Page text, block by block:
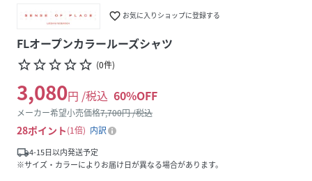
favorite_border お気に入りショップに登録する
FLオープンカラールーズシャツ
star_borderstar_borderstar_borderstar_borderstar_border (0件)
3,080円 /税込 60%OFF
メーカー希望小売価格7,700円 /税込
28ポイント 1倍
内訳
local_shipping4-15日以内発送予定
※サイズ・カラーによりお届け日が異なる場合があります。